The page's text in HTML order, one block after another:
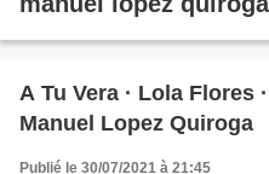
A Tu Vera · Lola Flores
Manuel Lopez Quiroga
Publié le 30/07/2021 à 21:45